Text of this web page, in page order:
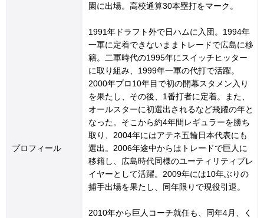
プロフィール
園に出場。高校通算30本塁打をマーク。
1991年ドラフト外で日ハムに入団。1994年
一軍に定着できないままトレードで広島に移
籍。二軍時代の1995年にスイッチヒッター
に取り組み、1999年一軍の代打で活躍。
2000年プロ10年目で初の開幕スタメン入り
を果たし、その後、1番打者に定着。また、
オールスターに初選出されるなど飛躍の年と
なった。そこから約4年間レギュラーを勝ち
取り、2004年にはアテネ五輪日本代表にも
選出。2006年途中からはトレードで巨人に
移籍し、広島時代同様のユーティリティプレ
イヤーとして活躍。2009年には10年ぶりの
捕手出場を果たし、同年限りで現役引退。
2010年から巨人コーチ就任も、同年4月、く